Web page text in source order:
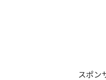
スポン